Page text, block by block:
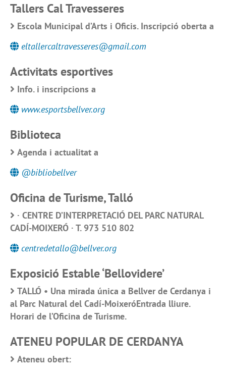
Tallers Cal Travesseres
Escola Municipal d’Arts i Oficis. Inscripció oberta a
eltallercaltravesseres@gmail.com
Activitats esportives
Info. i inscripcions a
www.esportsbellver.org
Biblioteca
Agenda i actualitat a
@bibliobellver
Oficina de Turisme, Talló
· CENTRE D’INTERPRETACIÓ DEL PARC NATURAL
CADÍ-MOIXERÓ · T. 973 510 802
centredetallo@bellver.org
Exposició Estable ‘Bellovidere’
TALLÓ • Una mirada única a Bellver de Cerdanya i
al Parc Natural del Cadí-MoixeróEntrada lliure.
Horari de l’Oficina de Turisme.
ATENEU POPULAR DE CERDANYA
Ateneu obert: